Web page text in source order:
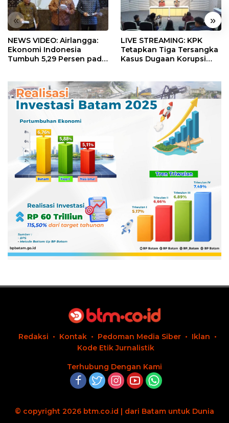
« »
NEWS VIDEO: Airlangga:
Ekonomi Indonesia
Tumbuh 5,29 Persen pada
LIVE STREAMING: KPK
Tetapkan Tiga Tersangka
Kasus Dugaan Korupsi
Redaksi Kontak Pedoman Media Siber
Iklan
Kode Etik Jurnalistik
Terhubung Dengan Kami
© copyright 2026 btm.co.id | dari Batam untuk Dunia